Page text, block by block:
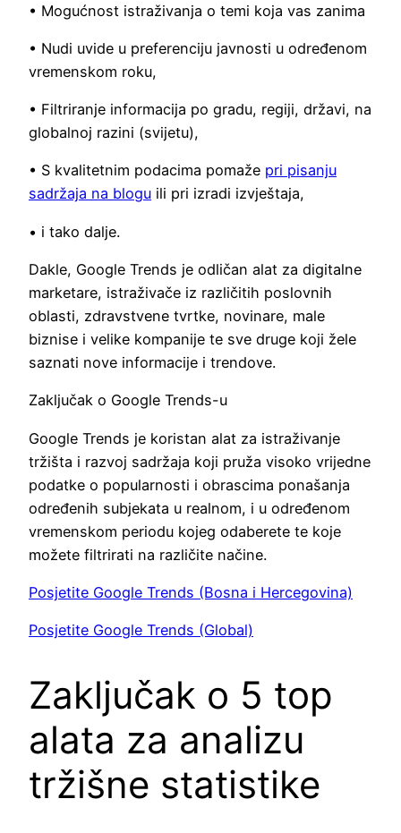
• Mogućnost istraživanja o temi koja vas zanima
• Nudi uvide u preferenciju javnosti u određenom
vremenskom roku,
• Filtriranje informacija po gradu, regiji, državi, na
globalnoj razini (svijetu),
• S kvalitetnim podacima pomaže pri pisanju
sadržaja na blogu ili pri izradi izvještaja,
• i tako dalje.
Dakle, Google Trends je odličan alat za digitalne
marketare, istraživače iz različitih poslovnih
oblasti, zdravstvene tvrtke, novinare, male
biznise i velike kompanije te sve druge koji žele
saznati nove informacije i trendove.
Zaključak o Google Trends-u
Google Trends je koristan alat za istraživanje
tržišta i razvoj sadržaja koji pruža visoko vrijedne
podatke o popularnosti i obrascima ponašanja
određenih subjekata u realnom, i u određenom
vremenskom periodu kojeg odaberete te koje
možete filtrirati na različite načine.
Posjetite Google Trends (Bosna i Hercegovina)
Posjetite Google Trends (Global)
Zaključak o 5 top
alata za analizu
tržišne statistike